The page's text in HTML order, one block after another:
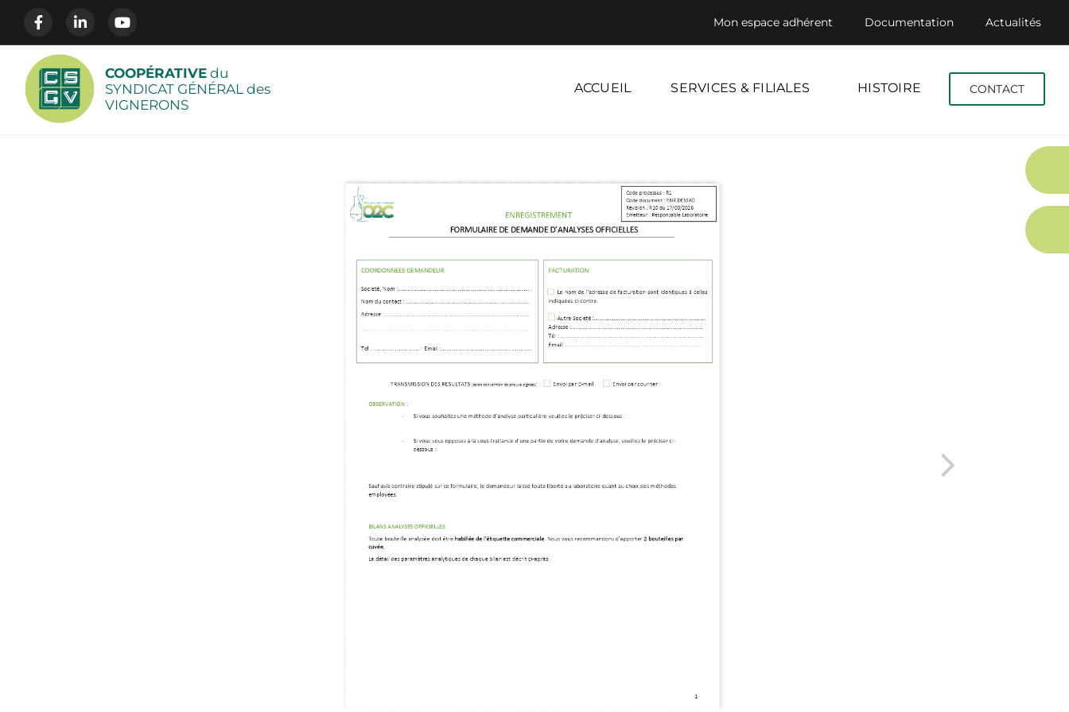
Mon espace adhérent Documentation Actualités
COOPÉRATIVE du
SYNDICAT GÉNÉRAL des
VIGNERONS
ACCUEIL SERVICES & FILIALES HISTOIRE CONTACT